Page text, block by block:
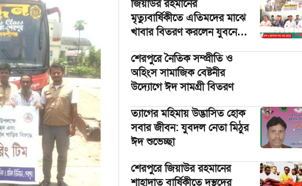
জিয়াউর রহমানের
মৃত্যুবার্ষিকীতে এতিমদের মাঝে
খাবার বিতরণ করলেন যুবনেতা
শেরপুরে নৈতিক সম্প্রীতি ও
অহিংস সামাজিক বেষ্টনীর
উদ্যোগে ঈদ সামগ্রী বিতরণ
‎ত্যাগের মহিমায় উদ্ভাসিত হোক
সবার জীবন: যুবদল নেতা মিঠুর
ঈদ শুভেচ্ছা
শেরপুরে জিয়াউর রহমানের
শাহাদাত বার্ষিকীতে দুস্থদের